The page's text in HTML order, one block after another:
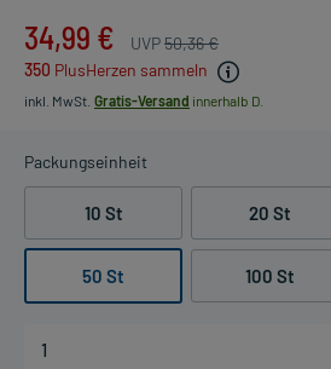
34,99 € UVP50,36 €
350 PlusHerzen sammeln
inkl. MwSt. Gratis-Versand innerhalb D.
Packungseinheit
10 St 20 St
50 St 100 St